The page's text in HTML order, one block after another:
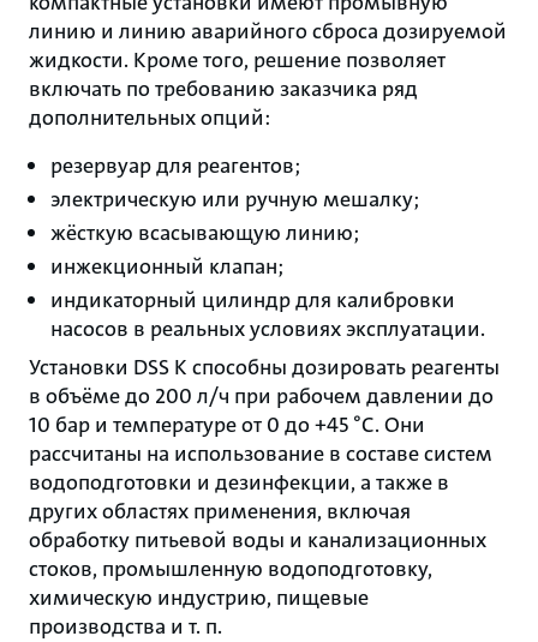
линию и линию аварийного сброса дозируемой
жидкости. Кроме того, решение позволяет
включать по требованию заказчика ряд
дополнительных опций:
резервуар для реагентов;
электрическую или ручную мешалку;
жёсткую всасывающую линию;
инжекционный клапан;
индикаторный цилиндр для калибровки
насосов в реальных условиях эксплуатации.
Установки DSS K способны дозировать реагенты
в объёме до 200 л/ч при рабочем давлении до
10 бар и температуре от 0 до +45 °C. Они
рассчитаны на использование в составе систем
водоподготовки и дезинфекции, а также в
других областях применения, включая
обработку питьевой воды и канализационных
стоков, промышленную водоподготовку,
химическую индустрию, пищевые
производства и т. п.